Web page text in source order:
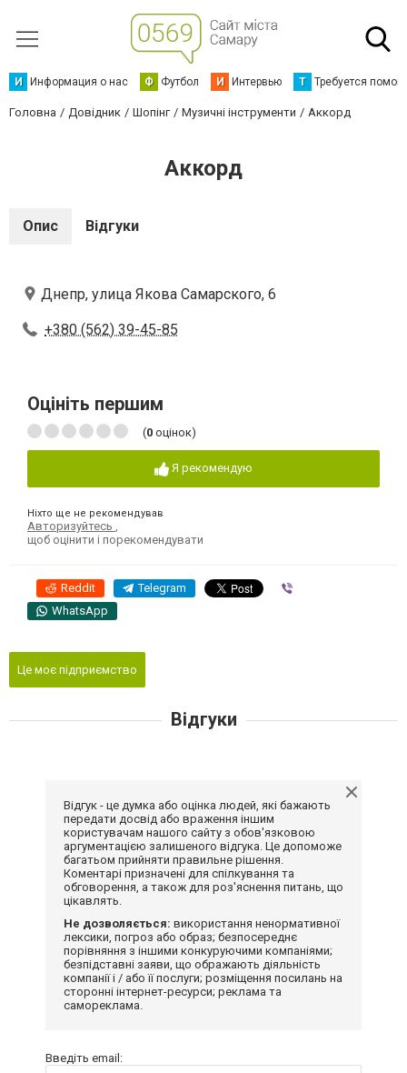
И Информация о нас Ф Футбол И Интервью Т Требуется
Головна Довідник Шопінг Музичні інструменти Аккорд
Аккорд
Опис Відгуки
Днепр, улица Якова Самарского, 6
+380 (562) 39-45-85
Оцініть першим
(0 оцінок)
Я рекомендую
Ніхто ще не рекомендував
Авторизуйтесь
щоб оцінити і порекомендувати
Reddit Telegram
WhatsApp
Це моє підприємство
Відгуки
Відгук - це думка або оцінка людей, які бажають
передати досвід або враження іншим
користувачам нашого сайту з обов'язковою
аргументацією залишеного відгука. Це допоможе
багатьом прийняти правильне рішення.
Коментарі призначені для спілкування та
обговорення, а також для роз'яснення питань, що
цікавлять.
Не дозволяється: використання ненормативної
лексики, погроз або образ; безпосереднє
порівняння з іншими конкуруючими компаніями;
безпідставні заяви, що ображають діяльність
компанії і / або її послуги; розміщення посилань на
сторонні інтернет-ресурси; реклама та
самореклама.
Введіть email: